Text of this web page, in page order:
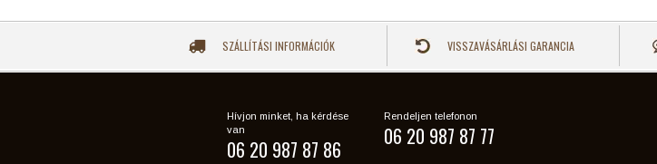
SZÁLLÍTÁSI INFORMÁCIÓK VISSZAVÁSÁRLÁSI GARANCIA
Hívjon minket, ha kérdése
van
06 20 987 87 86
Rendeljen telefonon
06 20 987 87 77